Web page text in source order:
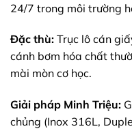
24/7 trong môi trường
Đặc thù: Trục lô cán
cánh bơm hóa chất
mài mòn cơ học.
Giải pháp Minh Triệu:
chủng (Inox 316L,